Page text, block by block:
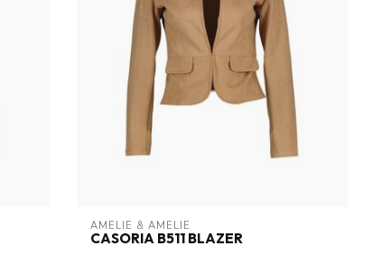
AMELIE & AMELIE
CASORIA B511 BLAZER